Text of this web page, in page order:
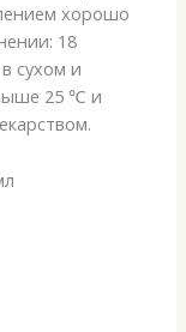
хорошо
18
сухом и
25 ℃ и